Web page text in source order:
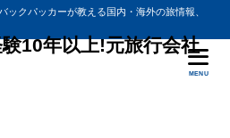
ックパッカーが教える国内・海外の旅情報、
10年以上!元旅行会社
MENU